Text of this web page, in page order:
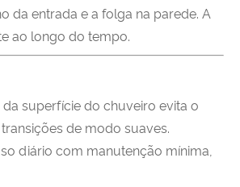
da entrada e a folga na parede. A
ao longo do tempo.
superfície do chuveiro evita o
de modo suaves.
diário com manutenção mínima,